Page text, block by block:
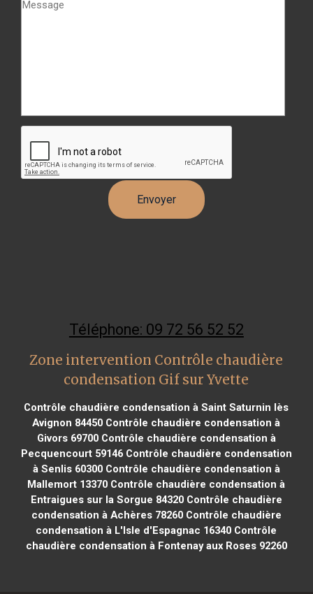
Téléphone: 09 72 56 52 52
Zone intervention Contrôle chaudière
condensation Gif sur Yvette
Contrôle chaudière condensation à Saint Saturnin lès
Avignon 84450 Contrôle chaudière condensation à
Givors 69700Contrôle chaudière condensation à
Pecquencourt 59146Contrôle chaudière condensation
à Senlis 60300Contrôle chaudière condensation à
Mallemort 13370 Contrôle chaudière condensation à
Entraigues sur la Sorgue 84320Contrôle chaudière
condensation à Achères 78260Contrôle chaudière
condensation à L'Isle d'Espagnac 16340 Contrôle
chaudière condensation à Fontenay aux Roses 92260